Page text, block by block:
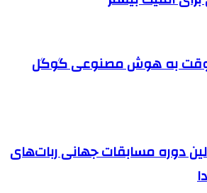
به هوش مصنوعی گوگل
دوره مسابقات جهانی ربات‌های